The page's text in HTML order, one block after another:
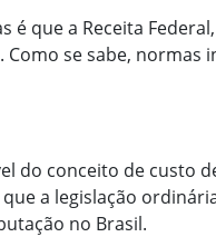
é que a Receita
Como se sabe,
do conceito de custo
a legislação
no Brasil.